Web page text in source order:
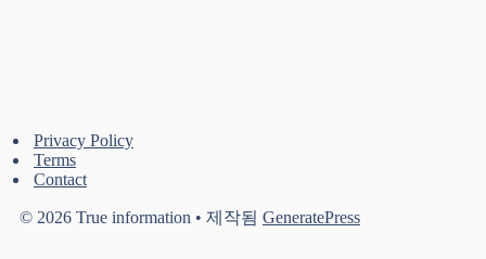
Privacy Policy
Terms
Contact
© 2026 True information • 제작됨 GeneratePress